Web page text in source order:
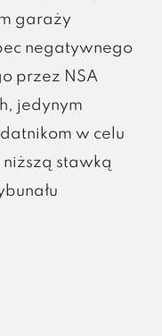
garaży
negatywnego
przez NSA
jedynym
w celu
stawką